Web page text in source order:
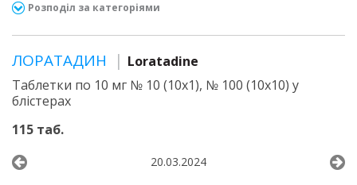
Розподіл за категоріями
ЛОРАТАДИН
Loratadine
Таблетки по 10 мг № 10 (10х1), № 100 (10х10) у
блістерах
115 таб.
20.03.2024